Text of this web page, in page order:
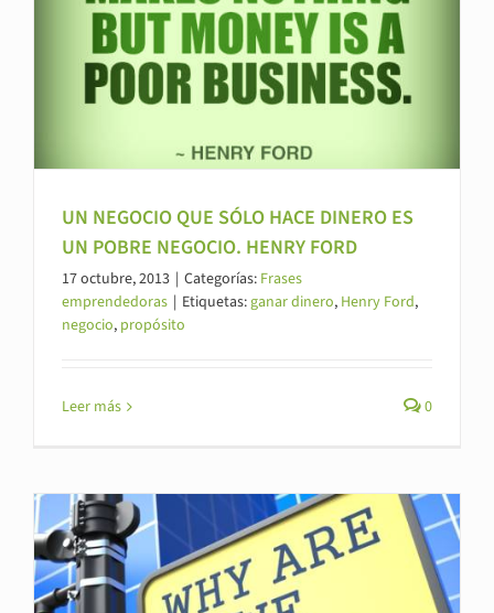
UN NEGOCIO QUE SÓLO HACE DINERO ES
UN POBRE NEGOCIO. HENRY FORD
17 octubre, 2013 | Categorías: Frases
emprendedoras | Etiquetas:ganar dinero, Henry Ford,
negocio, propósito
Leer más 0